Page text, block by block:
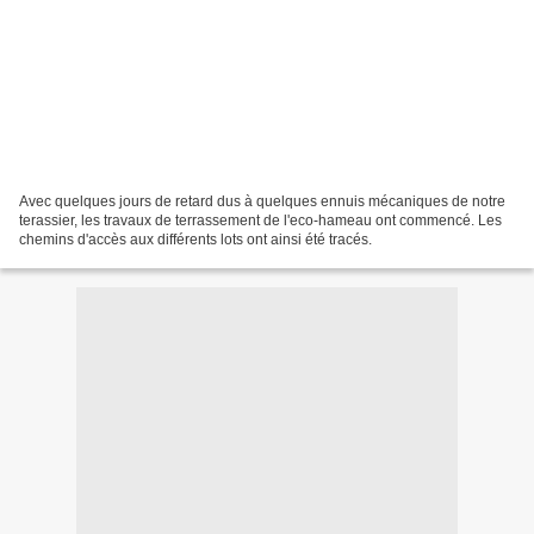
Avec quelques jours de retard dus à quelques ennuis mécaniques de notre
terassier, les travaux de terrassement de l'eco-hameau ont commencé. Les
chemins d'accès aux différents lots ont ainsi été tracés.